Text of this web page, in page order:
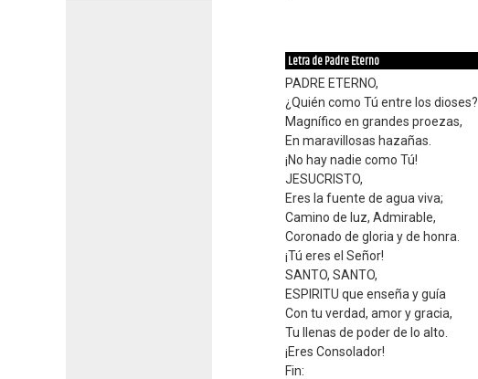
Letra de Padre Eterno
PADRE ETERNO,
¿Quién como Tú entre los dioses?
Magnífico en grandes proezas,
En maravillosas hazañas.
¡No hay nadie como Tú!
JESUCRISTO,
Eres la fuente de agua viva;
Camino de luz, Admirable,
Coronado de gloria y de honra.
¡Tú eres el Señor!
SANTO, SANTO,
ESPIRITU que enseña y guía
Con tu verdad, amor y gracia,
Tu llenas de poder de lo alto.
¡Eres Consolador!
Fin: